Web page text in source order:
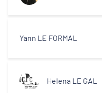
Yann LE FORMAL
Helena LE GAL